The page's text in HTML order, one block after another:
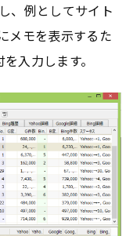
、例としてサイト
メモを表示するた
入力します。